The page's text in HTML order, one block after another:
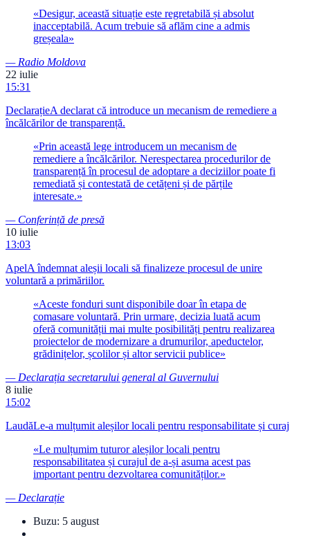
«Desigur, această situație este regretabilă și absolut
inacceptabilă. Acum trebuie să aflăm cine a admis
greșeala»
— Radio Moldova
22 iulie
15:31
DeclarațieA declarat că introduce un mecanism de remediere a
încălcărilor de transparență.
«Prin această lege introducem un mecanism de
remediere a încălcărilor. Nerespectarea procedurilor de
transparență în procesul de adoptare a deciziilor poate fi
remediată și contestată de cetățeni și de părțile
interesate.»
— Conferință de presă
10 iulie
13:03
ApelA îndemnat aleșii locali să finalizeze procesul de unire
voluntară a primăriilor.
«Aceste fonduri sunt disponibile doar în etapa de
comasare voluntară. Prin urmare, decizia luată acum
oferă comunității mai multe posibilități pentru realizarea
proiectelor de modernizare a drumurilor, apeductelor,
grădinițelor, școlilor și altor servicii publice»
— Declarația secretarului general al Guvernului
8 iulie
15:02
LaudăLe-a mulțumit aleșilor locali pentru responsabilitate și curaj
«Le mulțumim tuturor aleșilor locali pentru
responsabilitatea și curajul de a-și asuma acest pas
important pentru dezvoltarea comunităților.»
— Declarație
Buzu: 5 august